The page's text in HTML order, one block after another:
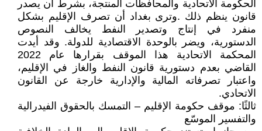
الحكومة الاتحادية والمحافظات المنتجة، بشرط أن يصدر
قانون ينظم ذلك .وترى بغداد أن تصرف الإقليم بشكل
منفرد في إنتاج وتصدير النفط يخالف النصوص
الدستورية، ويضر بالوحدة الاقتصادية للدولة. وقد أيدت
المحكمة الاتحادية هذا الموقف بقرارها عام 2022
القاضي بعدم دستورية قانون النفط والغاز في الإقليم،
واعتبار تصرفاته المالية والإدارية خارجة عن القانون
الاتحادي.
ثالثًا: موقف حكومة الإقليم – التمسك بالحقوق الفيدرالية
والتفسير الموسّع